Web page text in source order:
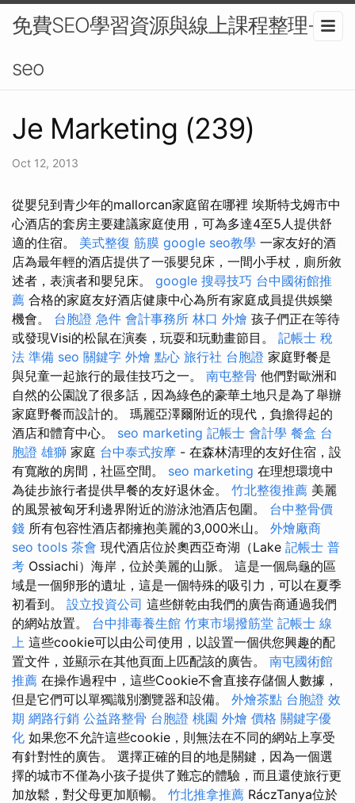
免費SEO學習資源與線上課程整理-
seo
Je Marketing (239)
Oct 12, 2013
從嬰兒到青少年的mallorcan家庭留在哪裡 埃斯特戈姆市中
心酒店的套房主要建議家庭使用，可為多達4至5人提供舒
適的住宿。 美式整復 筋膜 google seo教學 一家友好的酒
店為最年輕的酒店提供了一張嬰兒床，一間小手杖，廁所敘
述者，表演者和嬰兒床。 google 搜尋技巧 台中國術館推
薦 合格的家庭友好酒店健康中心為所有家庭成員提供娛樂
機會。 台胞證 急件 會計事務所 林口 外燴 孩子們正在等待
或發現Visi的松鼠在演奏，玩耍和玩動畫節目。 記帳士 稅
法 準備 seo 關鍵字 外燴 點心 旅行社 台胞證 家庭野餐是
與兒童一起旅行的最佳技巧之一。 南屯整骨 他們對歐洲和
自然的公園說了很多話，因為綠色的豪華土地只是為了舉辦
家庭野餐而設計的。 瑪麗亞澤爾附近的現代，負擔得起的
酒店和體育中心。 seo marketing 記帳士 會計學 餐盒 台
胞證 雄獅 家庭 台中泰式按摩 - 在森林清理的友好住宿，設
有寬敞的房間，社區空間。 seo marketing 在理想環境中
為徒步旅行者提供早餐的友好退休金。 竹北整復推薦 美麗
的風景被匈牙利邊界附近的游泳池酒店包圍。 台中整骨價
錢 所有包容性酒店都擁抱美麗的3,000米山。 外燴廠商
seo tools 茶會 現代酒店位於奧西亞奇湖（Lake 記帳士 普
考 Ossiachi）海岸，位於美麗的山脈。 這是一個烏龜的區
域是一個卵形的遺址，這是一個特殊的吸引力，可以在夏季
初看到。 設立投資公司 這些餅乾由我們的廣告商通過我們
的網站放置。 台中排毒養生館 竹東市場撥筋堂 記帳士 線
上 這些cookie可以由公司使用，以設置一個供您興趣的配
置文件，並顯示在其他頁面上匹配該的廣告。 南屯國術館
推薦 在操作過程中，這些Cookie不會直接存儲個人數據，
但是它們可以單獨識別瀏覽器和設備。 外燴茶點 台胞證 效
期 網路行銷 公益路整骨 台胞證 桃園 外燴 價格 關鍵字優
化 如果您不允許這些cookie，則無法在不同的網站上享受
有針對性的廣告。 選擇正確的目的地是關鍵，因為一個選
擇的城市不僅為小孩子提供了難忘的體驗，而且還使旅行更
加放鬆，對父母更加順暢。 竹北推拿推薦 RáczTanya位於